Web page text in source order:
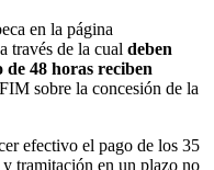
en la página
través de la cual deben
de 48 horas reciben
sobre la concesión de la
efectivo el pago de los 35
y tramitación en un plazo no